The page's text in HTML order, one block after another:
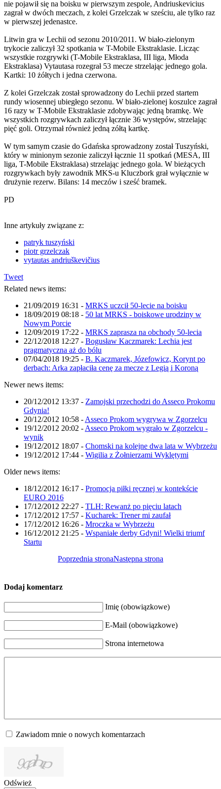
nie pojawił się na boisku w pierwszym zespole, Andriuskevicius
zagrał w dwóch meczach, z kolei Grzelczak w sześciu, ale tylko raz
w pierwszej jedenastce.
Litwin gra w Lechii od sezonu 2010/2011. W biało-zielonym
trykocie zaliczył 32 spotkania w T-Mobile Ekstraklasie. Licząc
wszystkie rozgrywki (T-Mobile Ekstraklasa, III liga, Młoda
Ekstraklasa) Vytautasa rozegrał 53 mecze strzelając jednego gola.
Kartki: 10 żółtych i jedna czerwona.
Z kolei Grzelczak został sprowadzony do Lechii przed startem
rundy wiosennej ubiegłego sezonu. W biało-zielonej koszulce zagrał
16 razy w T-Mobile Ekstraklasie zdobywając jedną bramkę. We
wszystkich rozgrywkach zaliczył łącznie 36 występów, strzelając
pięć goli. Otrzymał również jedną zółtą kartkę.
W tym samym czasie do Gdańska sprowadzony został Tuszyński,
który w minionym sezonie zaliczył łącznie 11 spotkań (MESA, III
liga, T-Mobile Ekstraklasa) strzelając jednego gola. W bieżących
rozgrywkach były zawodnik MKS-u Kluczbork grał wyłącznie w
drużynie rezerw. Bilans: 14 meczów i sześć bramek.
PD
Inne artykuły związane z:
patryk tuszyński
piotr grzelczak
vytautas andriuškevičius
Tweet
Related news items:
21/09/2019 16:31 - MRKS uczcił 50-lecie na boisku
18/09/2019 08:18 - 50 lat MRKS - boiskowe urodziny w
Nowym Porcie
12/09/2019 17:22 - MRKS zaprasza na obchody 50-lecia
22/12/2018 12:27 - Bogusław Kaczmarek: Lechia jest
pragmatyczna aż do bólu
07/04/2018 19:25 - B. Kaczmarek, Józefowicz, Korynt po
derbach: Arka zapłaciła cenę za mecze z Legią i Koroną
Newer news items:
20/12/2012 13:37 - Zamojski przechodzi do Asseco Prokomu
Gdynia!
20/12/2012 10:58 - Asseco Prokom wygrywa w Zgorzelcu
19/12/2012 20:02 - Asseco Prokom wygrało w Zgorzelcu -
wynik
19/12/2012 18:07 - Chomski na kolejne dwa lata w Wybrzeżu
19/12/2012 17:44 - Wigilia z Żołnierzami Wyklętymi
Older news items:
18/12/2012 16:17 - Promocja piłki ręcznej w kontekście
EURO 2016
17/12/2012 22:27 - TLH: Rewanż po pięciu latach
17/12/2012 17:57 - Kucharek: Trener mi zaufał
17/12/2012 16:26 - Mroczka w Wybrzeżu
16/12/2012 21:25 - Wspaniałe derby Gdyni! Wielki triumf
Startu
Poprzednia stronaNastępna strona
Dodaj komentarz
Imię (obowiązkowe)
E-Mail (obowiązkowe)
Strona internetowa
Zawiadom mnie o nowych komentarzach
Odśwież